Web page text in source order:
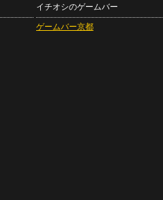
イチオシのゲームバー
ゲームバー京都